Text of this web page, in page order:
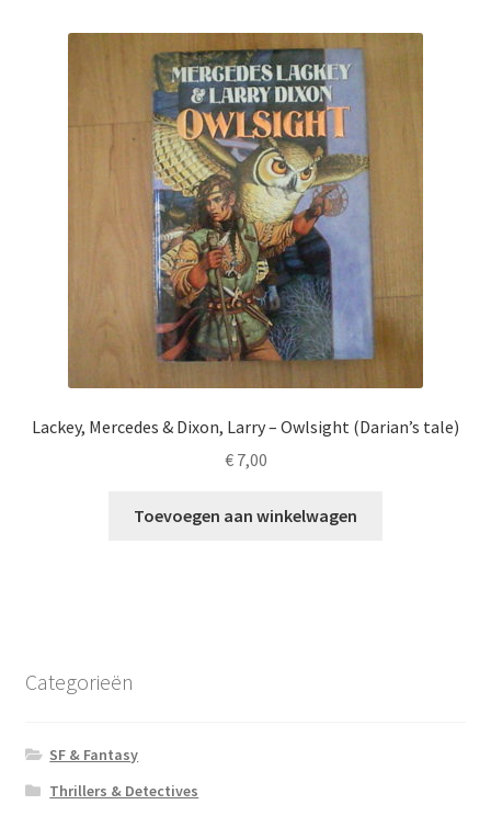
Lackey, Mercedes & Dixon, Larry – Owlsight (Darian’s tale)
€7,00
Toevoegen aan winkelwagen
Categorieën
SF & Fantasy
Thrillers & Detectives